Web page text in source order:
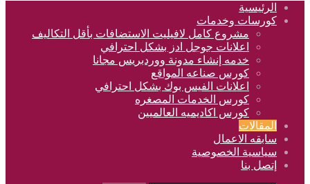
الرئيسية
كورسات وخدمات
مشروع كامل لافيليت الاستضافات بأقل التكاليف
اعلانات جوجل ادز بشكل احترافي
خدمه إنشاء مدونة ووردبريس مجانا
كورس صناعه المواقع
اعلانات الفيس بوك بشكل احترافي
كورس الخدمات المصغره
كورس اكاديميه العالميين
المقالات
سابقه الاعمال
سياسية الخصوصية
إتصل بنا